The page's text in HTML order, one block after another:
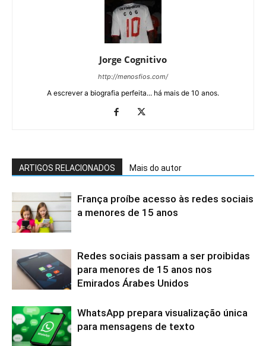
Jorge Cognitivo
http://menosfios.com/
A escrever a biografia perfeita... há mais de 10 anos.
ARTIGOS RELACIONADOS Mais do autor
França proíbe acesso às redes sociais
a menores de 15 anos
Redes sociais passam a ser proibidas
para menores de 15 anos nos
Emirados Árabes Unidos
WhatsApp prepara visualização única
para mensagens de texto